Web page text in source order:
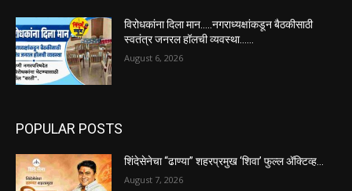
विरोधकांना दिला मान…..नगराध्यक्षांकडून बैठकीसाठी
स्वतंत्र जनरल हॉलची व्यवस्था……
August 6, 2026
POPULAR POSTS
शिंदेसेनेचा “ढाण्या” शहरप्रमुख ‘शिवा’ फुल्ल ॲक्टिव्ह…
August 7, 2026